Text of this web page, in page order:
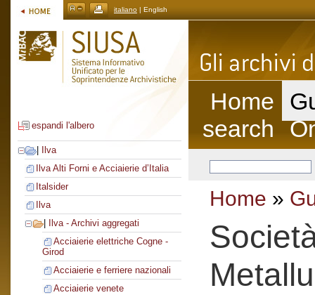
italiano | English
espandi l'albero
Ilva
Ilva Alti Forni e Acciaierie d’Italia
Italsider
Ilva
Ilva - Archivi aggregati
Acciaierie elettriche Cogne -
Girod
Acciaierie e ferriere nazionali
Acciaierie venete
Home
search
Home »